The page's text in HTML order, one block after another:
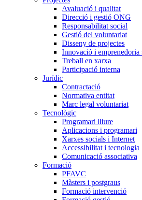
Avaluació i qualitat
Direcció i gestió ONG
Responsabilitat social
Gestió del voluntariat
Disseny de projectes
Innovació i emprenedoria
Treball en xarxa
Participació interna
Jurídic
Contractació
Normativa entitat
Marc legal voluntariat
Tecnològic
Programari lliure
Aplicacions i programari
Xarxes socials i Internet
Accessibilitat i tecnologia
Comunicació associativa
Formació
PFAVC
Màsters i postgraus
Formació intervenció